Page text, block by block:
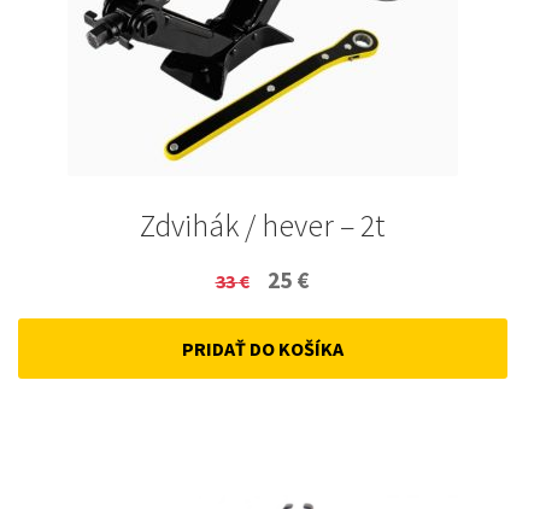
Zdvihák / hever – 2t
33€
Original
price
was:
25 €
price
is:
PRIDAŤ DO KOŠÍKA